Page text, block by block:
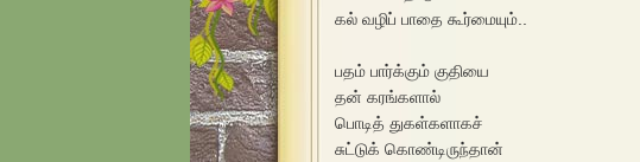
கல் வழிப் பாதை கூர்மையும்..
பதம் பார்க்கும் குதியை
தன் கரங்களால்
பொடித் துகள்களாகச்
சுட்டுக் கொண்டிருந்தான்